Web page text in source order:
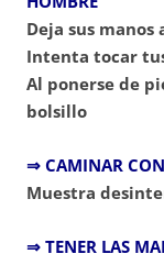
Deja sus manos
Intenta tocar
Al ponerse de
bolsillo
⇒ CAMINAR CON
Muestra
⇒ TENER LAS